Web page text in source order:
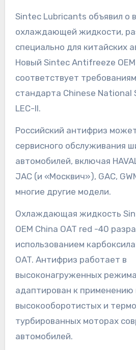
Sintec Lubricants объявил о
охлаждающей жидкости,
специально для китайских
Новый Sintec Antifreeze
соответствует
стандарта Chinese National
LEC-II.
Российский антифриз
сервисного обслуживания
автомобилей, включая
JAC (и «Москвич»), GAC,
многие другие модели.
Охлаждающая жидкость
OEM China OAT red -40
использованием
OAT. Антифриз работает в
высоконагруженных
адаптирован к применению
высокооборотистых и
турбированных моторах
автомобилей.